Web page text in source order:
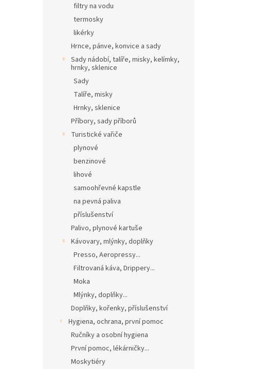
filtry na vodu
termosky
likérky
Hrnce, pánve, konvice a sady
Sady nádobí, talíře, misky, kelímky,
hrnky, sklenice
Sady
Talíře, misky
Hrnky, sklenice
Příbory, sady příborů
Turistické vařiče
plynové
benzinové
lihové
samoohřevné kapstle
na pevná paliva
příslušenství
Palivo, plynové kartuše
Kávovary, mlýnky, doplňky
Presso, Aeropressy...
Filtrovaná káva, Drippery...
Moka
Mlýnky, doplňky...
Doplňky, kořenky, příslušenství
Hygiena, ochrana, první pomoc
Ručníky a osobní hygiena
První pomoc, lékárničky...
Moskytiéry